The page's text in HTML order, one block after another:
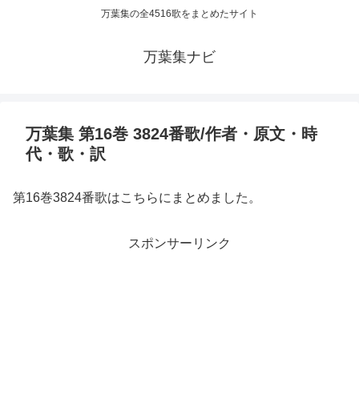
万葉集の全4516歌をまとめたサイト
万葉集ナビ
万葉集 第16巻 3824番歌/作者・原文・時
代・歌・訳
第16巻3824番歌はこちらにまとめました。
スポンサーリンク